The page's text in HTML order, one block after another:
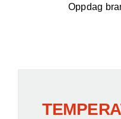
Oppdag